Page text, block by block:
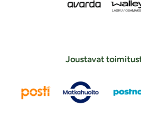
Joustavat